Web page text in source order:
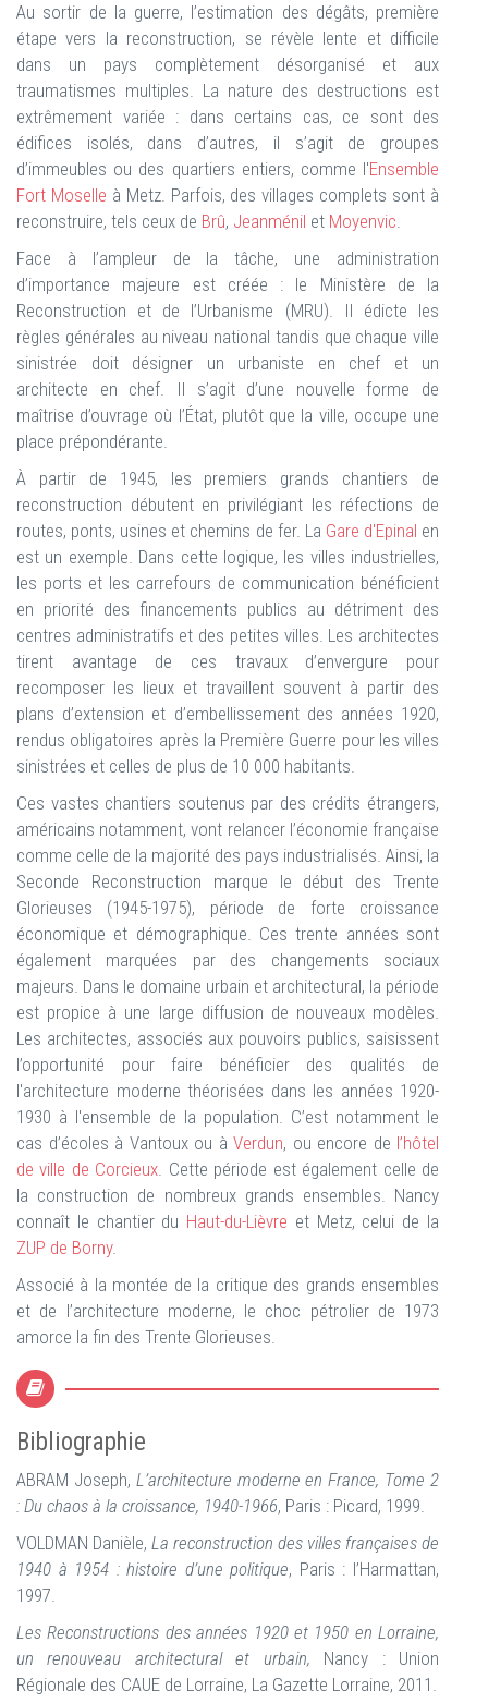
Au sortir de la guerre, l’estimation des dégâts, première
étape vers la reconstruction, se révèle lente et difficile
dans un pays complètement désorganisé et aux
traumatismes multiples. La nature des destructions est
extrêmement variée : dans certains cas, ce sont des
édifices isolés, dans d’autres, il s’agit de groupes
d’immeubles ou des quartiers entiers, comme l'Ensemble
Fort Moselle à Metz. Parfois, des villages complets sont à
reconstruire, tels ceux de Brû, Jeanménil et Moyenvic.
Face à l’ampleur de la tâche, une administration
d’importance majeure est créée : le Ministère de la
Reconstruction et de l’Urbanisme (MRU). Il édicte les
règles générales au niveau national tandis que chaque ville
sinistrée doit désigner un urbaniste en chef et un
architecte en chef. Il s’agit d’une nouvelle forme de
maîtrise d’ouvrage où l’État, plutôt que la ville, occupe une
place prépondérante.
À partir de 1945, les premiers grands chantiers de
reconstruction débutent en privilégiant les réfections de
routes, ponts, usines et chemins de fer. La Gare d'Epinal en
est un exemple. Dans cette logique, les villes industrielles,
les ports et les carrefours de communication bénéficient
en priorité des financements publics au détriment des
centres administratifs et des petites villes. Les architectes
tirent avantage de ces travaux d’envergure pour
recomposer les lieux et travaillent souvent à partir des
plans d’extension et d’embellissement des années 1920,
rendus obligatoires après la Première Guerre pour les villes
sinistrées et celles de plus de 10 000 habitants.
Ces vastes chantiers soutenus par des crédits étrangers,
américains notamment, vont relancer l’économie française
comme celle de la majorité des pays industrialisés. Ainsi, la
Seconde Reconstruction marque le début des Trente
Glorieuses (1945-1975), période de forte croissance
économique et démographique. Ces trente années sont
également marquées par des changements sociaux
majeurs. Dans le domaine urbain et architectural, la période
est propice à une large diffusion de nouveaux modèles.
Les architectes, associés aux pouvoirs publics, saisissent
l’opportunité pour faire bénéficier des qualités de
l'architecture moderne théorisées dans les années 1920-
1930 à l'ensemble de la population. C’est notamment le
cas d’écoles à Vantoux ou à Verdun, ou encore de l’hôtel
de ville de Corcieux. Cette période est également celle de
la construction de nombreux grands ensembles. Nancy
connaît le chantier du Haut-du-Lièvre et Metz, celui de la
ZUP de Borny.
Associé à la montée de la critique des grands ensembles
et de l’architecture moderne, le choc pétrolier de 1973
amorce la fin des Trente Glorieuses.
Bibliographie
ABRAM Joseph, L’architecture moderne en France, Tome 2
: Du chaos à la croissance, 1940-1966, Paris : Picard, 1999.
VOLDMAN Danièle, La reconstruction des villes françaises de
1940 à 1954 : histoire d’une politique, Paris : l’Harmattan,
1997.
Les Reconstructions des années 1920 et 1950 en Lorraine,
un renouveau architectural et urbain, Nancy : Union
Régionale des CAUE de Lorraine, La Gazette Lorraine, 2011.